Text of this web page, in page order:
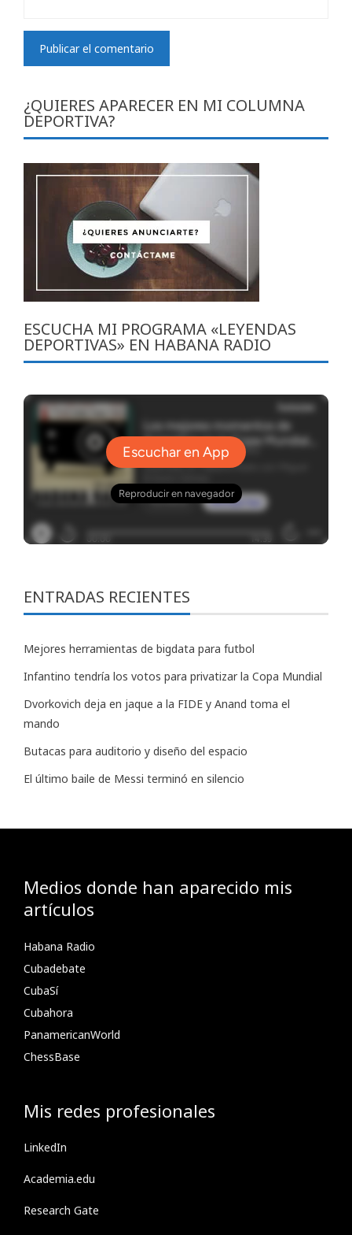
¿QUIERES APARECER EN MI COLUMNA
DEPORTIVA?
ESCUCHA MI PROGRAMA «LEYENDAS
DEPORTIVAS» EN HABANA RADIO
ENTRADAS RECIENTES
Mejores herramientas de bigdata para futbol
Infantino tendría los votos para privatizar la Copa Mundial
Dvorkovich deja en jaque a la FIDE y Anand toma el
mando
Butacas para auditorio y diseño del espacio
El último baile de Messi terminó en silencio
Medios donde han aparecido mis
artículos
Habana Radio
Cubadebate
CubaSí
Cubahora
PanamericanWorld
ChessBase
Mis redes profesionales
LinkedIn
Academia.edu
Research Gate